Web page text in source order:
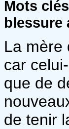
Mots
blessure
La mère
car
que de
de tenir